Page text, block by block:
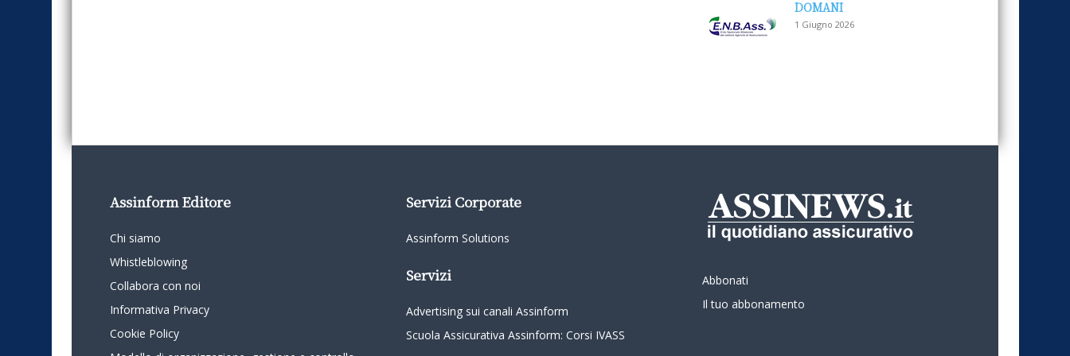
DOMANI
1 Giugno 2026
Assinform Editore
Chi siamo
Whistleblowing
Collabora con noi
Informativa Privacy
Cookie Policy
Servizi Corporate
Assinform Solutions
Servizi
Advertising sui canali Assinform
Scuola Assicurativa Assinform: Corsi IVASS
Abbonati
Il tuo abbonamento